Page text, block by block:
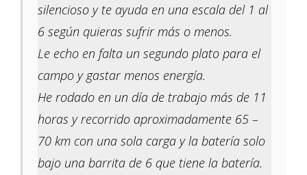
silencioso y te ayuda en una escala del 1 al
6 según quieras sufrir más o menos.
Le echo en falta un segundo plato para el
campo y gastar menos energía.
He rodado en un día de trabajo más de 11
horas y recorrido aproximadamente 65 –
70 km con una sola carga y la batería solo
bajo una barrita de 6 que tiene la batería.